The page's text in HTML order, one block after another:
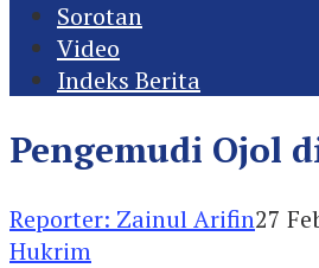
Sorotan
Video
Indeks Berita
Pengemudi Ojol
Reporter: Zainul Arifin27
Hukrim